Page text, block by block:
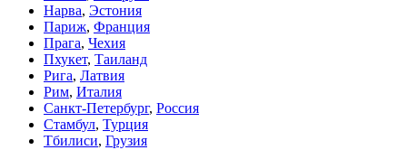
Нарва, Эстония
Париж, Франция
Прага, Чехия
Пхукет, Таиланд
Рига, Латвия
Рим, Италия
Санкт-Петербург, Россия
Стамбул, Турция
Тбилиси, Грузия